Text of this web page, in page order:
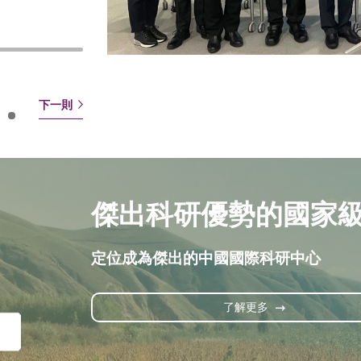
下一則
傑出科研優勢的國家
定位成為傑出的中國國際科研中心
了解更多